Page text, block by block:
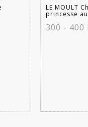
LE MOULT
princesse
300 - 400